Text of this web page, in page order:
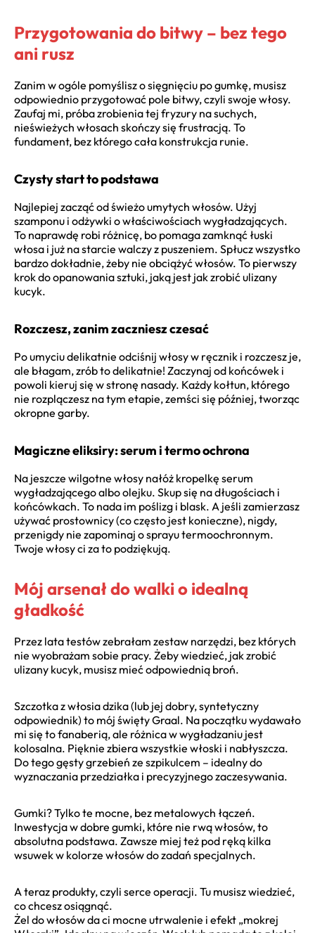
Przygotowania do bitwy – bez tego
ani rusz
Zanim w ogóle pomyślisz o sięgnięciu po gumkę, musisz
odpowiednio przygotować pole bitwy, czyli swoje włosy.
Zaufaj mi, próba zrobienia tej fryzury na suchych,
nieświeżych włosach skończy się frustracją. To
fundament, bez którego cała konstrukcja runie.
Czysty start to podstawa
Najlepiej zacząć od świeżo umytych włosów. Użyj
szamponu i odżywki o właściwościach wygładzających.
To naprawdę robi różnicę, bo pomaga zamknąć łuski
włosa i już na starcie walczy z puszeniem. Spłucz wszystko
bardzo dokładnie, żeby nie obciążyć włosów. To pierwszy
krok do opanowania sztuki, jaką jest jak zrobić ulizany
kucyk.
Rozczesz, zanim zaczniesz czesać
Po umyciu delikatnie odciśnij włosy w ręcznik i rozczesz je,
ale błagam, zrób to delikatnie! Zaczynaj od końcówek i
powoli kieruj się w stronę nasady. Każdy kołtun, którego
nie rozplączesz na tym etapie, zemści się później, tworząc
okropne garby.
Magiczne eliksiry: serum i termo ochrona
Na jeszcze wilgotne włosy nałóż kropelkę serum
wygładzającego albo olejku. Skup się na długościach i
końcówkach. To nada im poślizg i blask. A jeśli zamierzasz
używać prostownicy (co często jest konieczne), nigdy,
przenigdy nie zapominaj o sprayu termoochronnym.
Twoje włosy ci za to podziękują.
Mój arsenał do walki o idealną
gładkość
Przez lata testów zebrałam zestaw narzędzi, bez których
nie wyobrażam sobie pracy. Żeby wiedzieć, jak zrobić
ulizany kucyk, musisz mieć odpowiednią broń.
Szczotka z włosia dzika (lub jej dobry, syntetyczny
odpowiednik) to mój święty Graal. Na początku wydawało
mi się to fanaberią, ale różnica w wygładzaniu jest
kolosalna. Pięknie zbiera wszystkie włoski i nabłyszcza.
Do tego gęsty grzebień ze szpikulcem – idealny do
wyznaczania przedziałka i precyzyjnego zaczesywania.
Gumki? Tylko te mocne, bez metalowych łączeń.
Inwestycja w dobre gumki, które nie rwą włosów, to
absolutna podstawa. Zawsze miej też pod ręką kilka
wsuwek w kolorze włosów do zadań specjalnych.
A teraz produkty, czyli serce operacji. Tu musisz wiedzieć,
co chcesz osiągnąć.
Żel do włosów da ci mocne utrwalenie i efekt „mokrej